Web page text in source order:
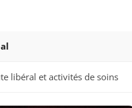
libéral et activités de soins